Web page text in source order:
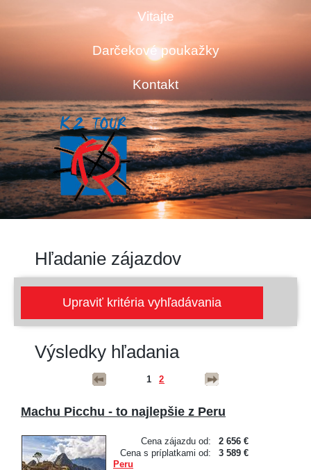
Vitajte
Darčekové poukažky
Kontakt
Hľadanie zájazdov
Výsledky hľadania
1 2
Machu Picchu - to najlepšie z Peru
Cena zájazdu od:
2 656 €
Cena s príplatkami od:
3 589 €
Peru